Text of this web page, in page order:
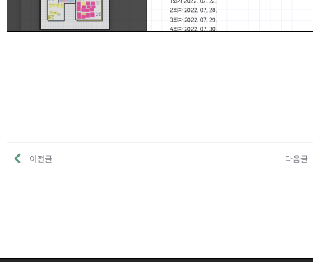
이전글 다음글